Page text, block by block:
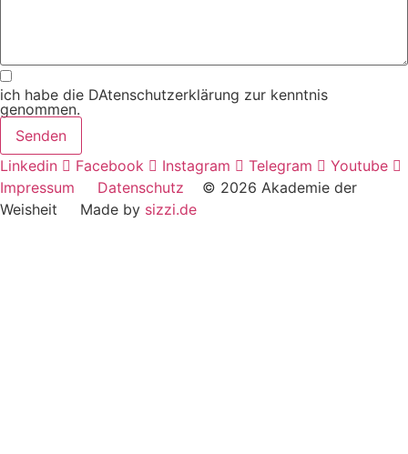
ich habe die DAtenschutzerklärung zur kenntnis
genommen.
Senden
Linkedin
Facebook Instagram Telegram
Youtube
Impressum
Datenschutz © 2026 Akademie der
Weisheit Made by sizzi.de